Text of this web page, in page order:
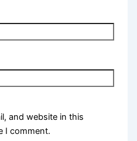
and website in this
I comment.